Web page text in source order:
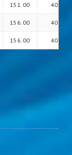
151.00 40
156.00 40
156.00 40